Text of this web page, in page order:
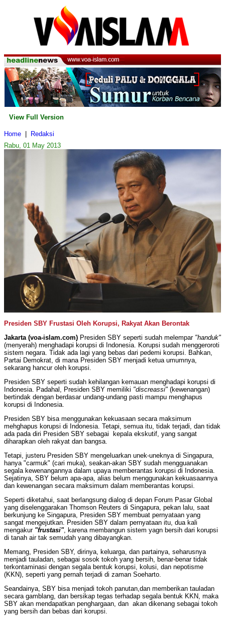
View Full Version
Home
Redaksi
Rabu, 01 May 2013
Presiden SBY Frustasi Oleh Korupsi, Rakyat Akan Berontak
Jakarta (voa-islam.com) Presiden SBY seperti sudah melempar "handuk"
(menyerah) menghadapi korupsi di Indonesia. Korupsi sudah menggeroroti
sistem negara. Tidak ada lagi yang bebas dari pedemi korupsi. Bahkan,
Partai Demokrat, di mana Presiden SBY menjadi ketua umumnya,
sekarang hancur oleh korupsi.
Presiden SBY seperti sudah kehilangan kemauan menghadapi korupsi di
Indonesia. Padahal, Presiden SBY memiliki "discreassi" (kewenangan)
bertindak dengan berdasar undang-undang pasti mampu menghapus
korupsi di Indonesia.
Presiden SBY bisa menggunakan kekuasaan secara maksimum
mehghapus korupsi di Indonesia. Tetapi, semua itu, tidak terjadi, dan tidak
ada pada diri Presiden SBY sebagai kepala ekskutif, yang sangat
diharapkan oleh rakyat dan bangsa.
Tetapi, justeru Presiden SBY mengeluarkan unek-uneknya di Singapura,
hanya "carmuk" (cari muka), seakan-akan SBY sudah mengguanakan
segala kewenangannya dalam upaya memberantas korupsi di Indonesia.
Sejatinya, SBY belum apa-apa, alias belum menggunakan kekuasaannya
dan kewenangan secara maksimum dalam memberantas korupsi.
Seperti diketahui, saat berlangsung dialog di depan Forum Pasar Global
yang diselenggarakan Thomson Reuters di Singapura, pekan lalu, saat
berkunjung ke Singapura, Presiden SBY membuat pernyataan yang
sangat mengejutkan. Presiden SBY dalam pernyataan itu, dua kali
mengakur "frustasi", karena membangun sistem yagn bersih dari korupsi
di tanah air tak semudah yang dibayangkan.
Memang, Presiden SBY, dirinya, keluarga, dan partainya, seharusnya
menjadi tauladan, sebagai sosok tokoh yang bersih, benar-benar tidak
terkontaminasi dengan segala bentuk korupsi, kolusi, dan nepotisme
(KKN), seperti yang pernah terjadi di zaman Soeharto.
Seandainya, SBY bisa menjadi tokoh panutan,dan memberikan tauladan
secara gamblang, dan bersikap tegas terhadap segala bentuk KKN, maka
SBY akan mendapatkan penghargaan, dan akan dikenang sebagai tokoh
yang bersih dan bebas dari korupsi.